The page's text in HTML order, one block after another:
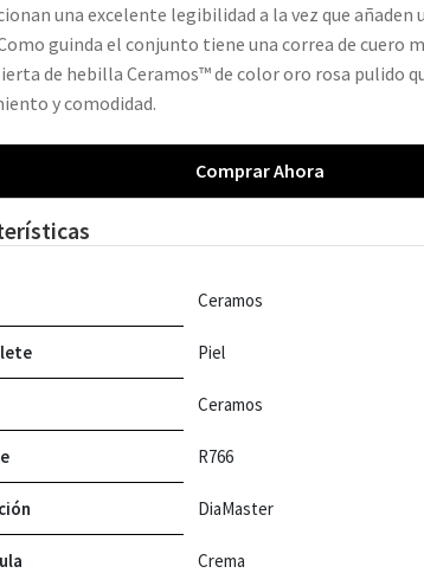
una excelente legibilidad a la vez que añaden
guinda el conjunto tiene una correa de cuero
de hebilla Ceramos™ de color oro rosa pulido
y comodidad.
Comprar Ahora
Ceramos
Piel
Ceramos
R766
DiaMaster
Crema